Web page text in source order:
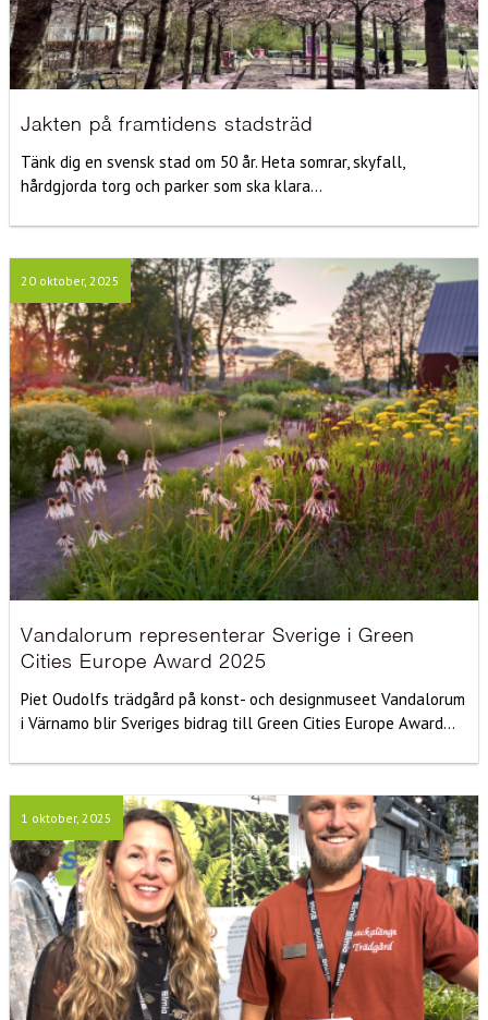
Jakten på framtidens stadsträd
Tänk dig en svensk stad om 50 år. Heta somrar, skyfall,
hårdgjorda torg och parker som ska klara...
20 oktober, 2025
Vandalorum representerar Sverige i Green
Cities Europe Award 2025
Piet Oudolfs trädgård på konst- och designmuseet Vandalorum
i Värnamo blir Sveriges bidrag till Green Cities Europe Award...
1 oktober, 2025